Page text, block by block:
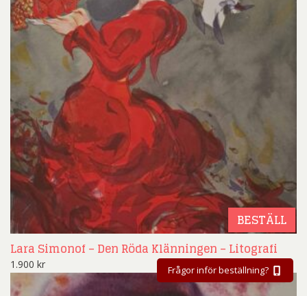
BESTÄLL
Lara Simonof – Den Röda Klänningen – Litografi
1.900 kr Frågor inför beställning?